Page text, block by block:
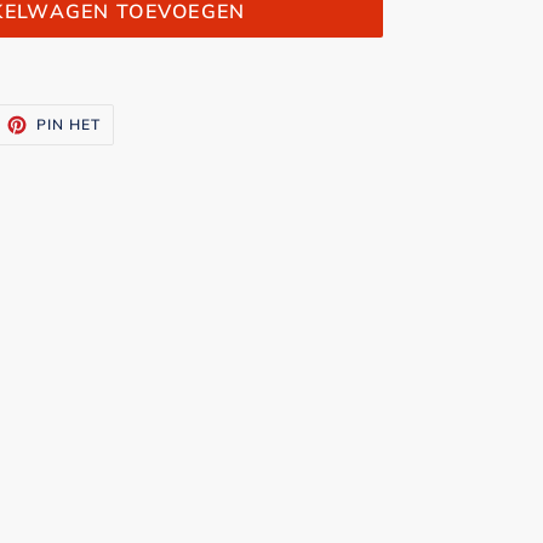
TOEVOEGEN
PIN HET